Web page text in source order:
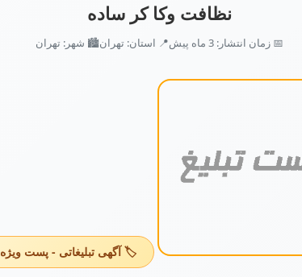
نظافت وکا کر ساده
📅 زمان انتشار: 3 ماه پیش 📍 استان: تهران🏙️ شهر: تهران
🏷️ آگهی تبلیغاتی - پست ویژه